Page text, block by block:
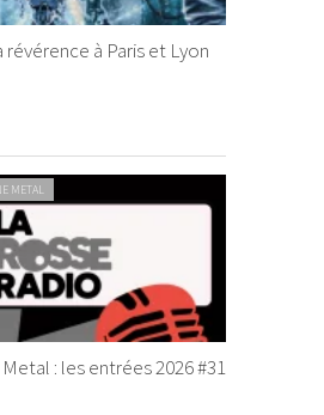
à Paris et Lyon
METAL
: les entrées 2026 #31